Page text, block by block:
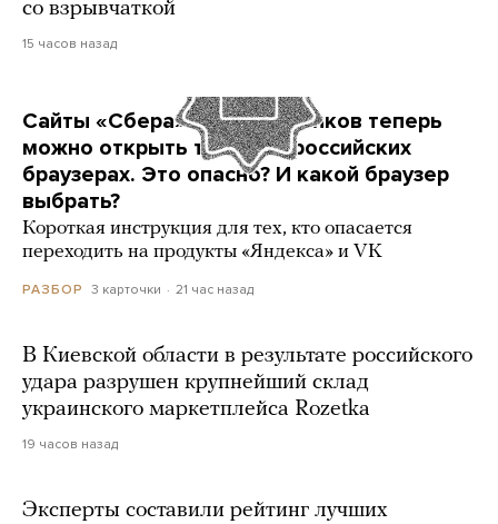
со взрывчаткой
15 часов назад
Сайты «Сбера» и других банков теперь
можно открыть только в российских
браузерах. Это опасно? И какой браузер
выбрать?
Короткая инструкция для тех, кто опасается
переходить на продукты «Яндекса» и VK
РАЗБОР 3 карточки 21 час назад
В Киевской области в результате российского
удара разрушен крупнейший склад
украинского маркетплейса Rozetka
19 часов назад
Эксперты составили рейтинг лучших